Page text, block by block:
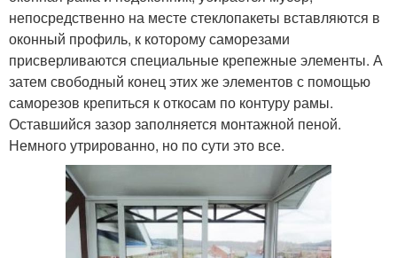
непосредственно на месте стеклопакеты вставляются в
оконный профиль, к которому саморезами
присверливаются специальные крепежные элементы. А
затем свободный конец этих же элементов с помощью
саморезов крепиться к откосам по контуру рамы.
Оставшийся зазор заполняется монтажной пеной.
Немного утрированно, но по сути это все.